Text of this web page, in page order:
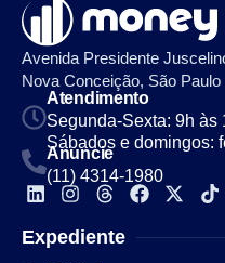
Avenida Presidente
Nova Conceição, São
Atendimento
Segunda-Sexta: 9h às
Sábados e domingos:
Anuncie
(11) 4314-1980
Expediente